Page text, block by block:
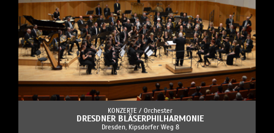
KONZERTE / Orchester
DRESDNER BLÄSERPHILHARMONIE
Dresden , Kipsdorfer Weg 8